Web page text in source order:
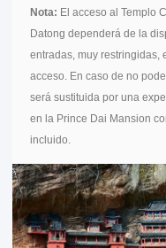
Nota: El acceso al Templo
Datong dependerá de la
entradas, muy restringidas,
acceso. En caso de no
será sustituida por una
en la Prince Dai Mansion
incluido.